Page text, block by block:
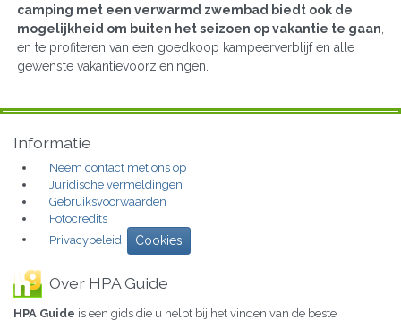
camping met een verwarmd zwembad biedt ook de
mogelijkheid om buiten het seizoen op vakantie te gaan,
en te profiteren van een goedkoop kampeerverblijf en alle
gewenste vakantievoorzieningen.
Informatie
Neem contact met ons op
Juridische vermeldingen
Gebruiksvoorwaarden
Fotocredits
Privacybeleid
Cookies
Over HPA Guide
HPA Guide is een gids die u helpt bij het vinden van de beste